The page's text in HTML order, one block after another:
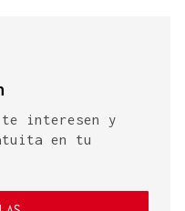
te interesen y
en tu